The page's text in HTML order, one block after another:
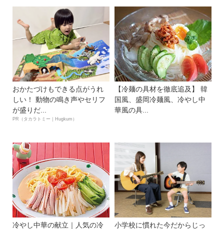
おかたづけもできる点がうれ
しい！ 動物の鳴き声やセリフ
が盛りだ...
PR（タカラトミー｜Hugkum）
【冷麺の具材を徹底追及】 韓
国風、盛岡冷麺風、冷やし中
華風の具...
冷やし中華の献立｜人気の冷
小学校に慣れた今だからじっ